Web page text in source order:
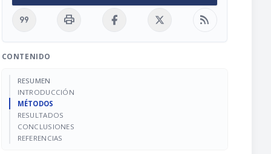
format_quote print rss_feed
CONTENIDO
RESUMEN
INTRODUCCIÓN
MÉTODOS
RESULTADOS
CONCLUSIONES
REFERENCIAS